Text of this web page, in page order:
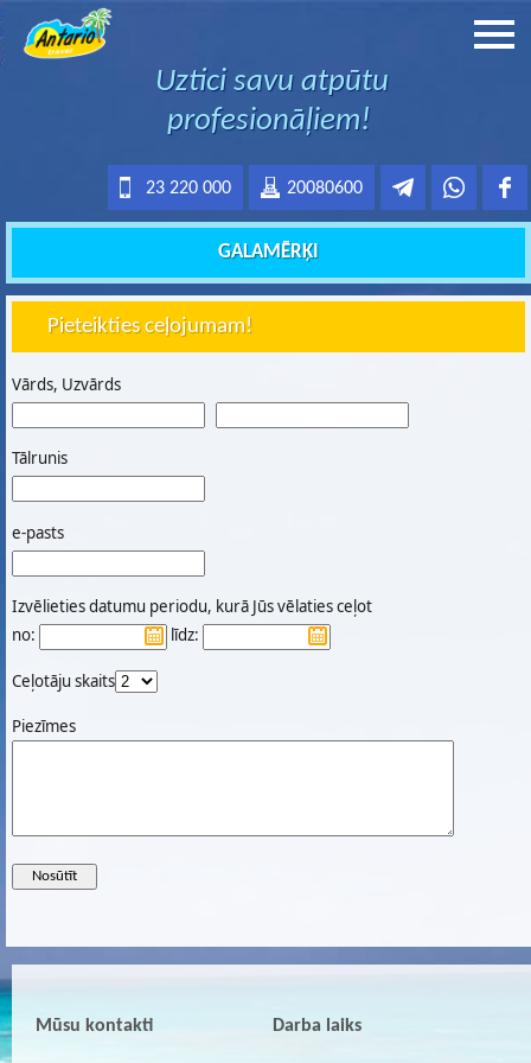
Uztici savu atpūtu
profesionāļiem!
20080600
23 220 000
GALAMĒRĶI
Pieteikties ceļojumam!
Vārds, Uzvārds
Tālrunis
e-pasts
Izvēlieties datumu periodu, kurā Jūs vēlaties ceļot
no:
līdz:
Ceļotāju skaits
Piezīmes
Mūsu kontakti Darba laiks